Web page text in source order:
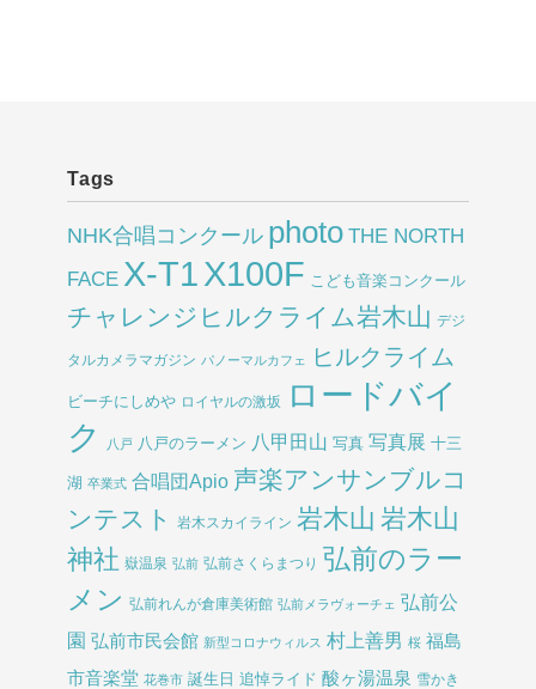
Tags
NHK合唱コンクール photo THE NORTH
FACE X-T1 X100F こども音楽コンクール
チャレンジヒルクライム岩木山 デジ
タルカメラマガジン パノーマルカフェ ヒルクライム
ビーチにしめや ロイヤルの激坂
ロードバイ
ク
八戸 八戸のラーメン 八甲田山 写真 写真展 十三
湖 卒業式 合唱団Apio 声楽アンサンブルコ
ンテスト
岩木スカイライン 岩木山 岩木山
神社 嶽温泉 弘前 弘前さくらまつり 弘前のラー
メン 弘前れんが倉庫美術館 弘前メラヴォーチェ 弘前公
園 弘前市民会館 新型コロナウィルス 村上善男 桜 福島
市音楽堂 花巻市 誕生日 追悼ライド 酸ヶ湯温泉 雪かき